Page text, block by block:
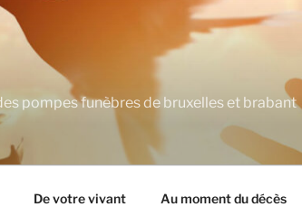
pompes funèbres de bruxelles et brabant
De votre vivant Au moment du décès